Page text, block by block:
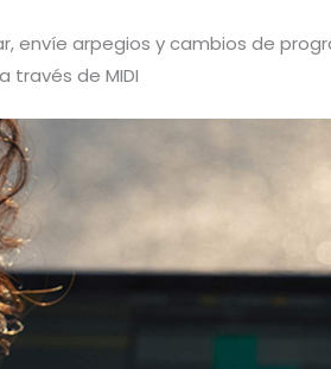
envíe arpegios y cambios de
de MIDI